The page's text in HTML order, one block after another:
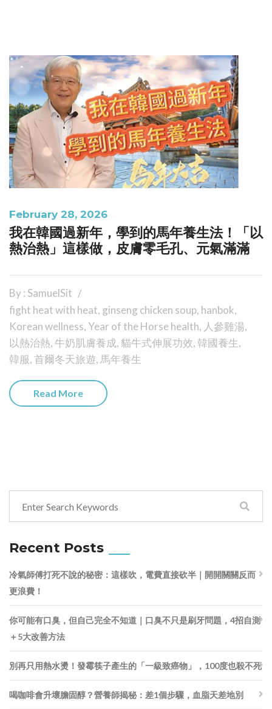
February 28, 2026
我在韓國過新年，學到的馬年養生法！「以
熱治熱」這樣做，皮膚零毛孔、元氣滿滿
By : SamuelSit
fight heat with heat, ginseng chicken soup, hanbok,
Korean wellness, Year of the Horse health, 人參雞湯,
以熱治熱,牛奶肌膚養成,貓牛式伸展功效,韓國養生,
韓服,首爾冬天旅遊,馬年養生
Read More
Recent Posts
冷氣師傅打死不說的秘密：這樣吹，電費直接砍半｜開開關關反而
更浪費！
你可能有口臭，但自己完全不知道｜口臭不只是刷牙問題，4招自測
＋5大改善方法
別再只用熱水燙！發霉筷子產生的「一級致癌物」，100度也殺不死
喝咖啡會升壞膽固醇？營養師揭秘：差1個步驟，血脂天差地別